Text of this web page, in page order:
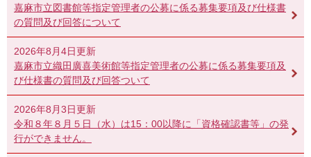
嘉麻市立図書館等指定管理者の公募に係る募集要項及び仕様書
の質問及び回答について
2026年8月4日更新
嘉麻市立織田廣喜美術館等指定管理者の公募に係る募集要項及
び仕様書の質問及び回答ついて
2026年8月3日更新
令和８年８月５日（水）は15：00以降に「資格確認書等」の発
行ができません。